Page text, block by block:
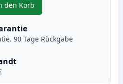
um anzupassen
den Korb
, 2 stück Brother LC125M
90 Tage Rückgabe